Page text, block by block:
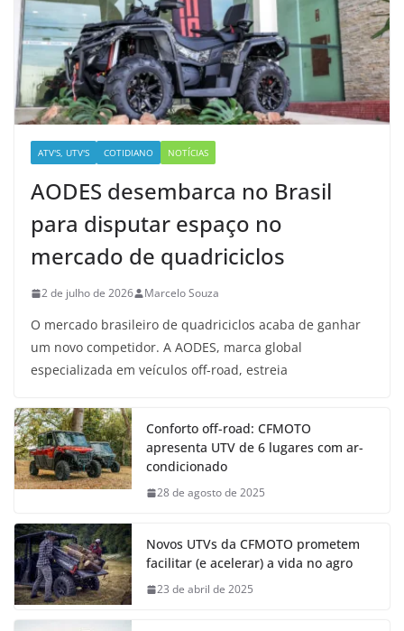
ATV'S, UTV'S COTIDIANO NOTÍCIAS
AODES desembarca no Brasil
para disputar espaço no
mercado de quadriciclos
2 de julho de 2026 Marcelo Souza
O mercado brasileiro de quadriciclos acaba de ganhar
um novo competidor. A AODES, marca global
especializada em veículos off-road, estreia
Conforto off-road: CFMOTO
apresenta UTV de 6 lugares com ar-
condicionado
28 de agosto de 2025
Novos UTVs da CFMOTO prometem
facilitar (e acelerar) a vida no agro
23 de abril de 2025